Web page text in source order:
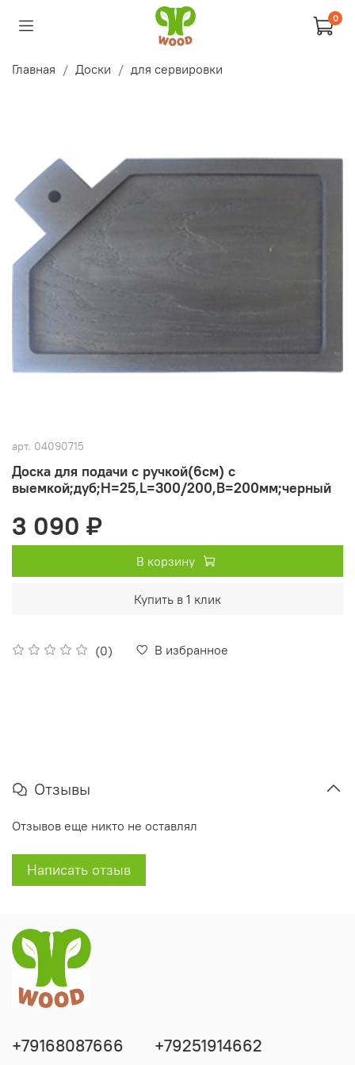
0
Главная Доски для сервировки
арт. 04090715
Доска для подачи с ручкой(6см) с
выемкой;дуб;H=25,L=300/200,B=200мм;черный
(0) В избранное
3 090 ₽
В корзину
Купить в 1 клик
Отзывы
Отзывов еще никто не оставлял
Написать отзыв
+79168087666 +79251914662